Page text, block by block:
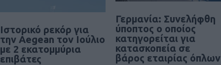
Ιστορικό ρεκόρ για
την Aegean τον Ιούλιο
με 2 εκατομμύρια
επιβάτες
Γερμανία: Συνελήφθη
ύποπτος ο οποίος
κατηγορείται για
κατασκοπεία σε
βάρος εταιρίας όπλων